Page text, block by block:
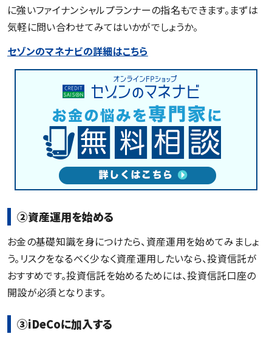
に強いファイナンシャルプランナーの指名もできます。まずは
気軽に問い合わせてみてはいかがでしょうか。
セゾンのマネナビの詳細はこちら
②資産運用を始める
お金の基礎知識を身につけたら、資産運用を始めてみましょ
う。リスクをなるべく少なく資産運用したいなら、投資信託が
おすすめです。投資信託を始めるためには、投資信託口座の
開設が必須となります。
③iDeCoに加入する